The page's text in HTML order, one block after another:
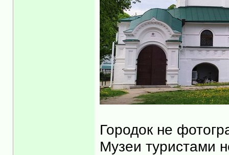
Городок не
Музеи туристами